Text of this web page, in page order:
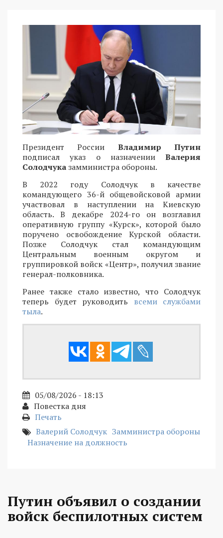
Президент России Владимир Путин
подписал указ о назначенииВалерия
Солодчуказамминистра обороны.
В 2022 году Солодчук в качестве
командующего 36-й общевойсковой армии
участвовал в наступлении на Киевскую
область. В декабре 2024-го он возглавил
оперативную группу «Курск», которой было
поручено освобождение Курской области.
Позже Солодчук стал командующим
Центральным военным округом и
группировкой войск «Центр», получил звание
генерал-полковника.
Ранее также стало известно, что Солодчук
теперь будет руководить всеми службами
тыла.
05/08/2026 - 18:13
Повестка дня
Печать
Валерий Солодчук Замминистра обороны
Назначение на должность
Путин объявил о создании
войск беспилотных систем